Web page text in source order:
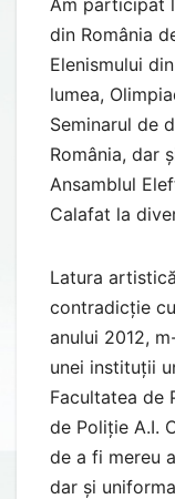
din România
Elenismului
lumea,
Seminarul de
România, dar
Ansamblul
Calafat la
Latura
contradicție
anului 2012,
unei instituții
Facultatea de
de Poliție A.I.
de a fi mereu
dar și